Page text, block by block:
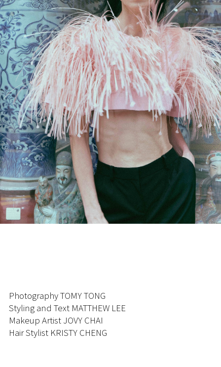
Photography TOMY TONG
Styling and Text MATTHEW LEE
Makeup Artist JOVY CHAI
Hair Stylist KRISTY CHENG